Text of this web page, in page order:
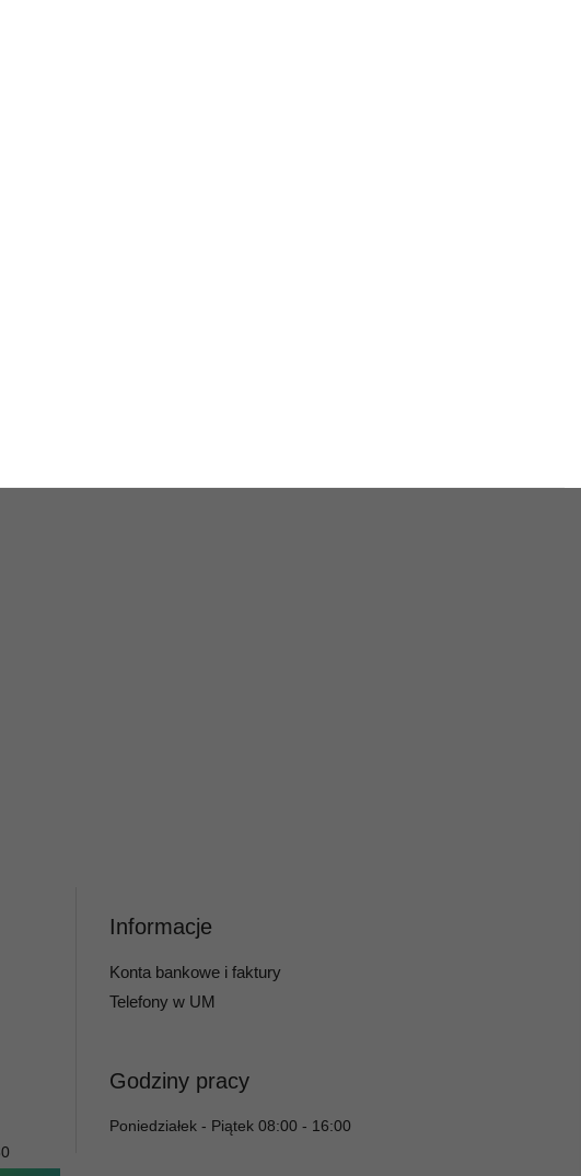
Informacje
Konta bankowe i faktury
Telefony w UM
Godziny pracy
Poniedziałek - Piątek 08:00 - 16:00